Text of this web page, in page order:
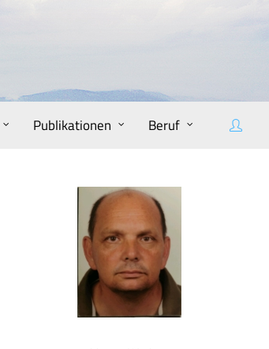
Publikationen Beruf